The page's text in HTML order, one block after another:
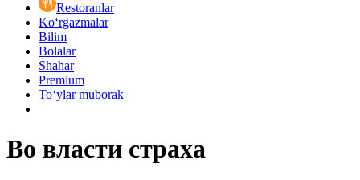
Restoranlar
Ko‘rgazmalar
Bilim
Bolalar
Shahar
Premium
Toʻylar muborak
Во власти страха